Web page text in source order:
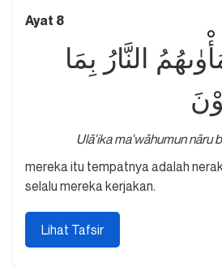
Ayat 8
النَّارُ بِمَا
Ulā'ika ma'wāhumun nāru
mereka itu tempatnya adalah
selalu mereka kerjakan.
Lihat Tafsir